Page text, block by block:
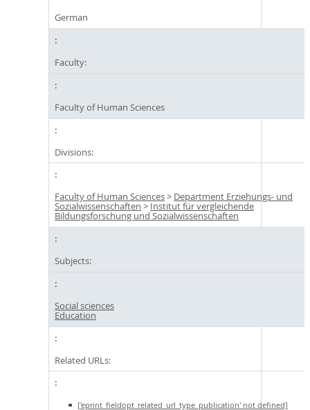
German
Faculty:
Faculty of Human Sciences
Divisions:
Faculty of Human Sciences> Department Erziehungs- und
Sozialwissenschaften > Institut für vergleichende
Bildungsforschung und Sozialwissenschaften
Subjects:
Social sciences
Education
Related URLs:
['eprint_fieldopt_related_url_type_publication' not defined]